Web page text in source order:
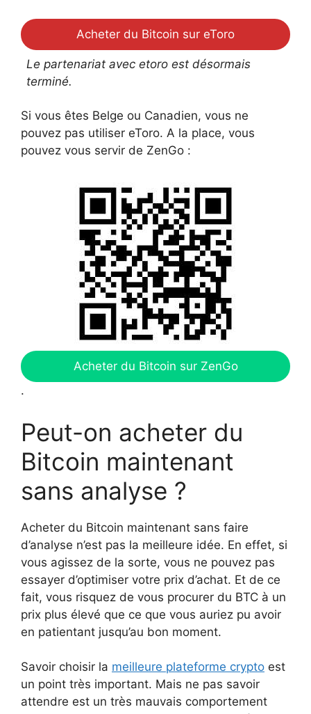
Acheter du Bitcoin sur eToro
Le partenariat avec etoro est désormais
terminé.
Si vous êtes Belge ou Canadien, vous ne
pouvez pas utiliser eToro. A la place, vous
pouvez vous servir de ZenGo :
Acheter du Bitcoin sur ZenGo
.
Peut-on acheter du
Bitcoin maintenant
sans analyse ?
Acheter du Bitcoin maintenant sans faire
d’analyse n’est pas la meilleure idée. En effet, si
vous agissez de la sorte, vous ne pouvez pas
essayer d’optimiser votre prix d’achat. Et de ce
fait, vous risquez de vous procurer du BTC à un
prix plus élevé que ce que vous auriez pu avoir
en patientant jusqu’au bon moment.
Savoir choisir la meilleure plateforme crypto est
un point très important. Mais ne pas savoir
attendre est un très mauvais comportement